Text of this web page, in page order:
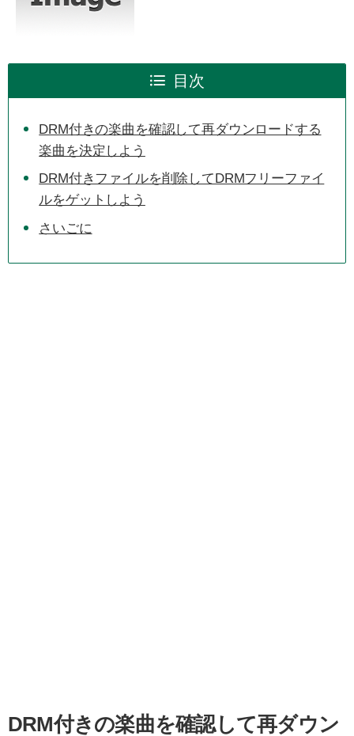
目次
DRM付きの楽曲を確認して再ダウンロードする
楽曲を決定しよう
DRM付きファイルを削除してDRMフリーファイ
ルをゲットしよう
さいごに
DRM付きの楽曲を確認して再ダウン